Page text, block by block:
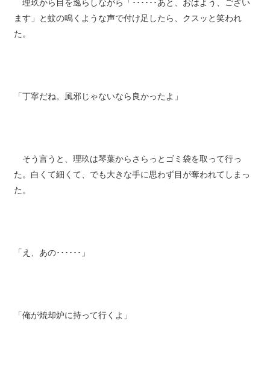
理玖から目を逸らしながら「･･････あと、おはよう、ござい
ます」と蚊の鳴くような声で付け足したら、クスッと笑われ
た。
「丁寧だね。風邪じゃないなら良かったよ」
そう言うと、理玖は琴葉からさらっとゴミ袋を取って行っ
た。白くて細くて、でも大きな手に思わず目が奪われてしまっ
た。
「え、あの･･････」
「俺が焼却炉に持って行くよ」